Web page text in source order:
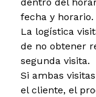
fecha y horario.
La logística
de no obtener
segunda visita.
Si ambas
el cliente, el